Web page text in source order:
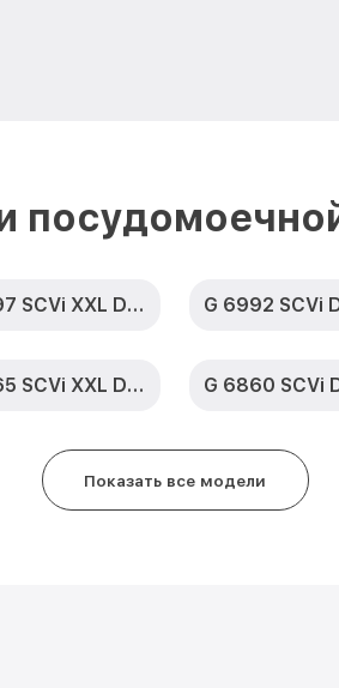
Ремонт
2,0 CLST Miele
G 6997 SCVi XXL D ED230 2,0 k2o
G 6865 SCVi XXL D ED230 2,0
Показать все модели